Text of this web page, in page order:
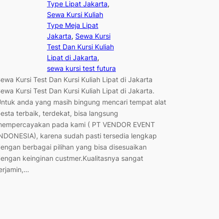
Type Lipat Jakarta
Sewa Kursi Kuliah
Type Meja Lipat
Jakarta, Sewa Kursi
Test Dan Kursi Kuliah
Lipat di Jakarta
sewa kursi test futura
Kursi Test Dan Kursi Kuliah Lipat di Jakarta
Kursi Test Dan Kursi Kuliah Lipat di Jakarta.
anda yang masih bingung mencari tempat alat
terbaik, terdekat, bisa langsung
pada kami ( PT VENDOR EVENT
karena sudah pasti tersedia lengkap
berbagai pilihan yang bisa disesuaikan
keinginan custmer.Kualitasnya sangat